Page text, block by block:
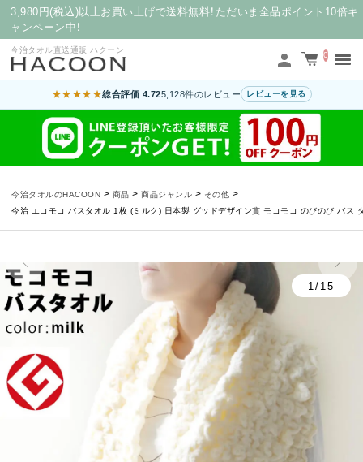
3,980円(税込)以上お買い上げで送料無料！ただいま全品ポイント10倍キ
ャンペーン中！
今治タオル直送通販 ハクーン
0
★★★★★総合評価 4.725,128件のレビュー レビューを見る
今治タオルのHACOON > 商品 > 商品ジャンル > その他 >
今治 エコモコ バスタオル 1枚 (ミルク) 日本製 グッドデザイン賞 モコモコ のびのび バス
1/15